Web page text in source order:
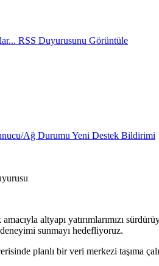
RSS Duyurusunu Görüntüle
Ağ Durumu Yeni Destek Bildirimi
altyapı yatırımlarımızı
sunmayı hedefliyoruz.
planlı bir veri merkezi taşıma